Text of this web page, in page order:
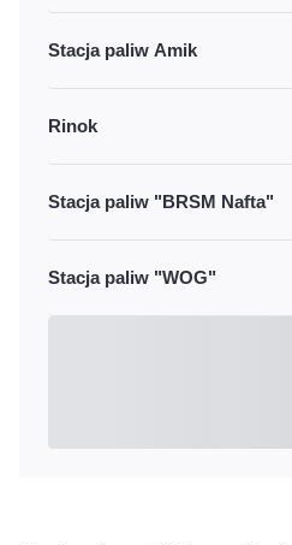
Stacja paliw Amik
Rinok
Stacja paliw "BRSM Nafta"
Stacja paliw "WOG"